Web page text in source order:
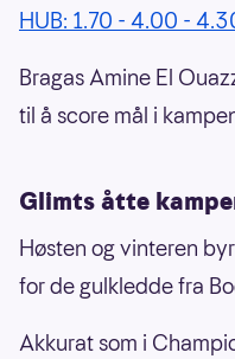
HUB: 1.70 - 4.00 -
Bragas Amine El
til å score mål i
Glimts åtte
Høsten og vinteren
for de gulkledde fra
Akkurat som i